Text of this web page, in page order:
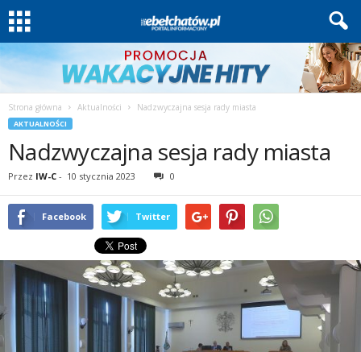
Strona główna Aktualności Nadzwyczajna sesja rady miasta
AKTUALNOŚCI
Nadzwyczajna sesja rady miasta
Przez IW-C - 10 stycznia 2023 0
Facebook Twitter